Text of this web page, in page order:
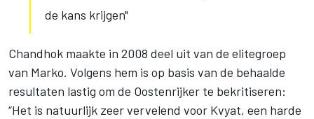
de kans krijgen"
Chandhok maakte in 2008 deel uit van de elitegroep
van Marko. Volgens hem is op basis van de behaalde
resultaten lastig om de Oostenrijker te bekritiseren:
“Het is natuurlijk zeer vervelend voor Kvyat, een harde